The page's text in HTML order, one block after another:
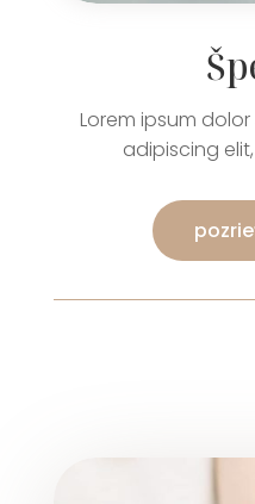
Lorem ipsum
adipiscing